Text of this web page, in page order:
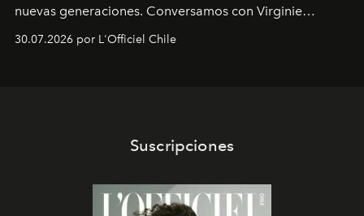
nuevas generaciones. Conversamos con Virginie
Latinoamérica, sobre identidad, cultura y el valor
30.07.2026 por L'Officiel Chile
Suscripciones